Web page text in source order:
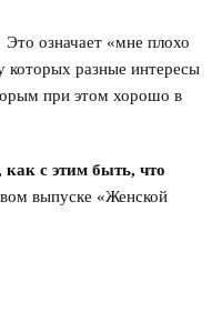
означает «мне плохо
разные интересы
при этом хорошо в
как с этим быть, что
выпуске «Женской